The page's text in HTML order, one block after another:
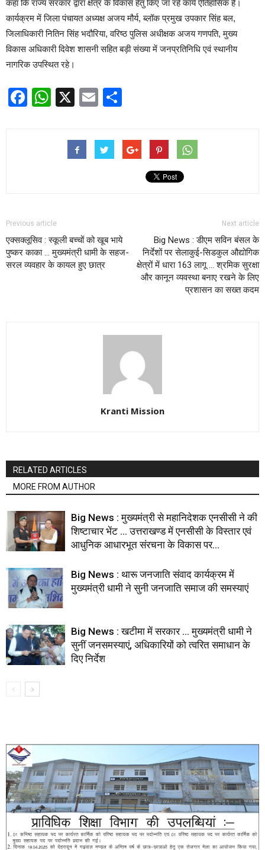
कहा कि राज्य सरकार द्वारा क्षेत्र के विकास हेतु किए जा रहे कार्य ऐतिहासिक हैं।
कार्यक्रम में जिला पंचायत अध्यक्ष अजय मौर्य, ब्लॉक प्रमुख उपकार सिंह बल,
जिलाधिकारी नितिन सिंह भदौरिया, वरिष्ठ पुलिस अधीक्षक अजय गणपति, मुख्य
विकास अधिकारी दिवेश शासनी सहित बड़ी संख्या में जनप्रतिनिधि एवं स्थानीय
नागरिक उपस्थित रहे।
Facebook
WhatsApp
X Email
Previous article
एक्सक्लूसिव : स्कूली बच्चों को खूब भाये
पुष्कर काका … मुख्यमंत्री धामी के सहज-
सरल व्यवहार के कायल हुए छात्र
Next article
Big News : डीएम सविन बंसल के
निर्देशों पर सेलाकुई-सिडकुल औद्योगिक
क्षेत्रों में धारा 163 लागू … श्रमिक सुरक्षा
और कानून व्यवस्था बनाए रखने के लिए
प्रशासन का सख्त कदम
Kranti Mission
RELATED ARTICLES
MORE FROM AUTHOR
Big News : मुख्यमंत्री से महानिदेशक एनसीसी ने की
शिष्टाचार भेंट … उत्तराखण्ड में एनसीसी के विस्तार एवं
आधुनिक आधारभूत संरचना के विकास पर...
Big News : थारू जनजाति संवाद कार्यक्रम में
मुख्यमंत्री धामी ने सुनी जनजाति समाज की समस्याएं
Big News : खटीमा में सरकार … मुख्यमंत्री धामी ने
सुनीं जनसमस्याएं, अधिकारियों को त्वरित समाधान के
दिए निर्देश